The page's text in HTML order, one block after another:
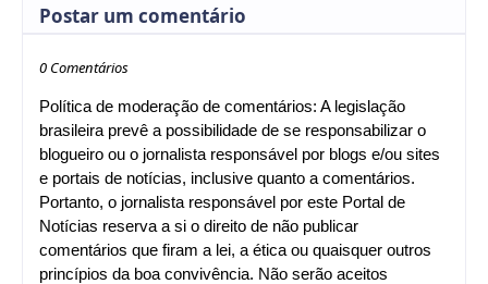
Postar um comentário
0 Comentários
Política de moderação de comentários: A legislação
brasileira prevê a possibilidade de se responsabilizar o
blogueiro ou o jornalista responsável por blogs e/ou sites
e portais de notícias, inclusive quanto a comentários.
Portanto, o jornalista responsável por este Portal de
Notícias reserva a si o direito de não publicar
comentários que firam a lei, a ética ou quaisquer outros
princípios da boa convivência. Não serão aceitos